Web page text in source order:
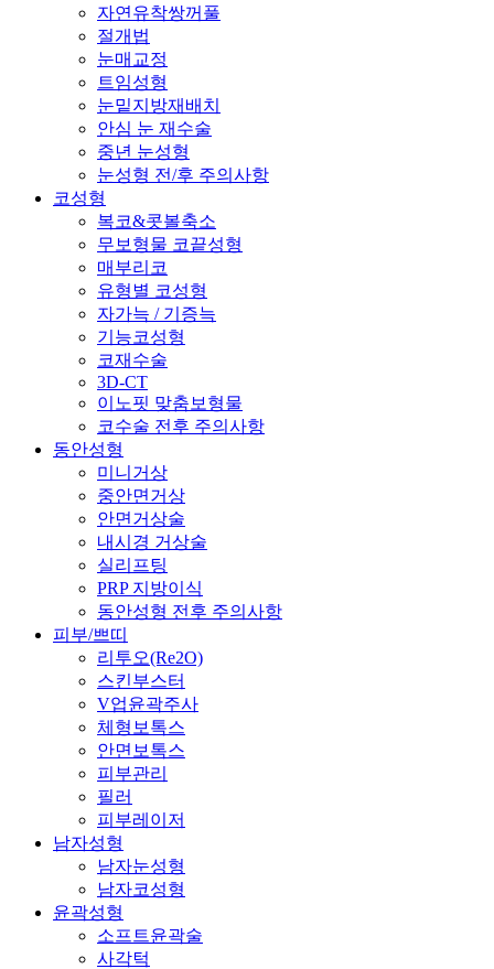
자연유착쌍꺼풀
절개법
눈매교정
트임성형
눈밑지방재배치
안심 눈 재수술
중년 눈성형
눈성형 전/후 주의사항
코성형
복코&콧볼축소
무보형물 코끝성형
매부리코
유형별 코성형
자가늑 / 기증늑
기능코성형
코재수술
3D-CT
이노핏 맞춤보형물
코수술 전후 주의사항
동안성형
미니거상
중안면거상
안면거상술
내시경 거상술
실리프팅
PRP 지방이식
동안성형 전후 주의사항
피부/쁘띠
리투오(Re2O)
스킨부스터
V업윤곽주사
체형보톡스
안면보톡스
피부관리
필러
피부레이저
남자성형
남자눈성형
남자코성형
윤곽성형
소프트윤곽술
사각턱